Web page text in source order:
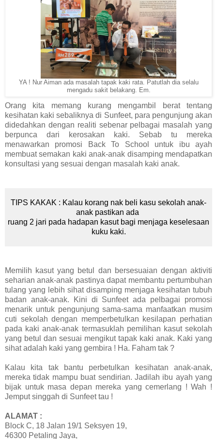
YA ! Nur Aiman ada masalah tapak kaki rata. Patutlah dia selalu
mengadu sakit belakang. Em.
Orang kita memang kurang mengambil berat tentang
kesihatan kaki sebaliknya di Sunfeet, para pengunjung akan
didedahkan dengan realiti sebenar pelbagai masalah yang
berpunca dari kerosakan kaki. Sebab tu mereka
menawarkan promosi Back To School untuk ibu ayah
membuat semakan kaki anak-anak disamping mendapatkan
konsultasi yang sesuai dengan masalah kaki anak.
TIPS KAKAK : Kalau korang nak beli kasu sekolah anak-
anak pastikan ada
ruang 2 jari pada hadapan kasut bagi menjaga keselesaan
kuku kaki.
Memilih kasut yang betul dan bersesuaian dengan aktiviti
seharian anak-anak pastinya dapat membantu pertumbuhan
tulang yang lebih sihat disamping menjaga kesihatan tubuh
badan anak-anak. Kini di Sunfeet ada pelbagai promosi
menarik untuk pengunjung sama-sama manfaatkan musim
cuti sekolah dengan memperbetulkan kesilapan perhatian
pada kaki anak-anak termasuklah pemilihan kasut sekolah
yang betul dan sesuai mengikut tapak kaki anak. Kaki yang
sihat adalah kaki yang gembira ! Ha. Faham tak ?
Kalau kita tak bantu perbetulkan kesihatan anak-anak,
mereka tidak mampu buat sendirian. Jadilah ibu ayah yang
bijak untuk masa depan mereka yang cemerlang ! Wah !
Jemput singgah di Sunfeet tau !
ALAMAT :
Block C, 18 Jalan 19/1 Seksyen 19,
46300 Petaling Jaya,